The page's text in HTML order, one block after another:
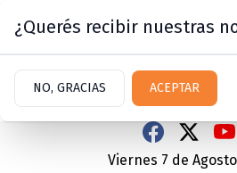
Viernes 7 de Agosto
¿Querés recibir nuestras
NO, GRACIAS ACEPTAR